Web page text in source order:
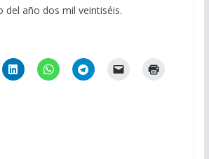
del año dos mil veintiséis.